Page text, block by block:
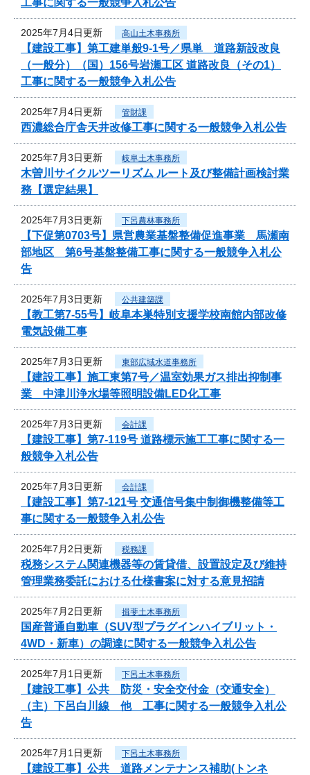
2025年7月4日更新 高山土木事務所
【建設工事】第工建単般9-1号／県単 道路新設改良
（一般分）（国）156号岩瀬工区 道路改良（その1）
工事に関する一般競争入札公告
2025年7月4日更新 管財課
西濃総合庁舎天井改修工事に関する一般競争入札公告
2025年7月3日更新 岐阜土木事務所
木曽川サイクルツーリズム ルート及び整備計画検討業
務【選定結果】
2025年7月3日更新 下呂農林事務所
【下促第0703号】県営農業基盤整備促進事業 馬瀬南
部地区 第6号基盤整備工事に関する一般競争入札公
告
2025年7月3日更新 公共建築課
【教工第7-55号】岐阜本巣特別支援学校南館内部改修
電気設備工事
2025年7月3日更新 東部広域水道事務所
【建設工事】施工東第7号／温室効果ガス排出抑制事
業 中津川浄水場等照明設備LED化工事
2025年7月3日更新 会計課
【建設工事】第7-119号 道路標示施工工事に関する一
般競争入札公告
2025年7月3日更新 会計課
【建設工事】第7-121号 交通信号集中制御機整備等工
事に関する一般競争入札公告
2025年7月2日更新 税務課
税務システム関連機器等の賃貸借、設置設定及び維持
管理業務委託における仕様書案に対する意見招請
2025年7月2日更新 揖斐土木事務所
国産普通自動車（SUV型プラグインハイブリット・
4WD・新車）の調達に関する一般競争入札公告
2025年7月1日更新 下呂土木事務所
【建設工事】公共 防災・安全交付金（交通安全）
（主）下呂白川線 他 工事に関する一般競争入札公
告
2025年7月1日更新 下呂土木事務所
【建設工事】公共 道路メンテナンス補助(トンネ